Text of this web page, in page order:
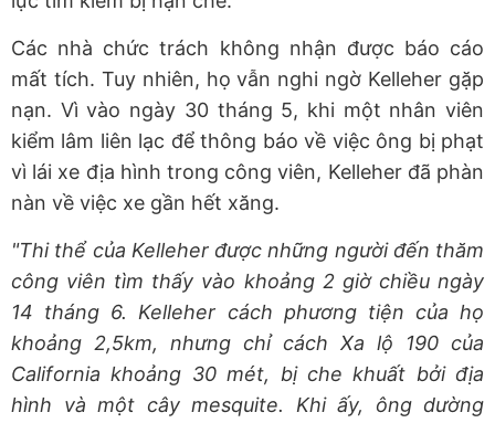
Các nhà chức trách không nhận được báo cáo
mất tích. Tuy nhiên, họ vẫn nghi ngờ Kelleher gặp
nạn. Vì vào ngày 30 tháng 5, khi một nhân viên
kiểm lâm liên lạc để thông báo về việc ông bị phạt
vì lái xe địa hình trong công viên, Kelleher đã phàn
nàn về việc xe gần hết xăng.
"Thi thể của Kelleher được những người đến thăm
công viên tìm thấy vào khoảng 2 giờ chiều ngày
14 tháng 6. Kelleher cách phương tiện của họ
khoảng 2,5km, nhưng chỉ cách Xa lộ 190 của
California khoảng 30 mét, bị che khuất bởi địa
hình và một cây mesquite. Khi ấy, ông dường